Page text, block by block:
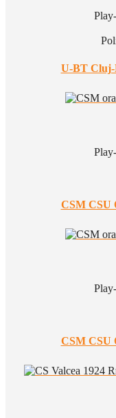
U-BT Cluj-
CSM CSU
CSM CSU